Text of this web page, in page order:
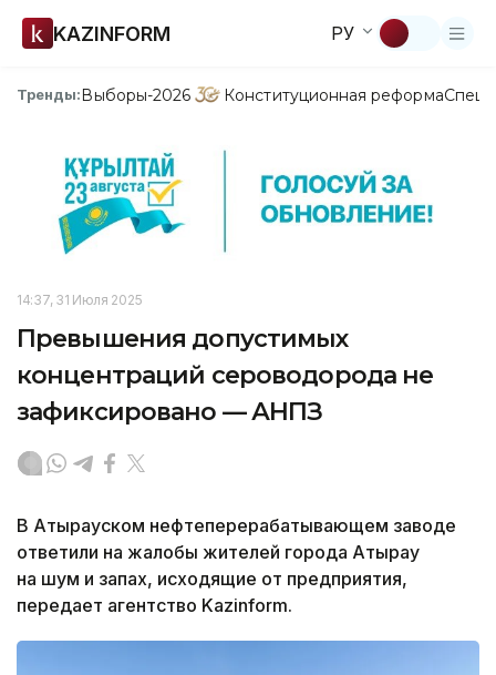
KAZINFORM РУ
Тренды:Выборы-2026 Конституционная реформа
14:37, 31 Июля 2025
Превышения допустимых
концентраций сероводорода не
зафиксировано — АНПЗ
В Атырауском нефтеперерабатывающем заводе
ответили на жалобы жителей города Атырау
на шум и запах, исходящие от предприятия,
передает агентство Kazinform.